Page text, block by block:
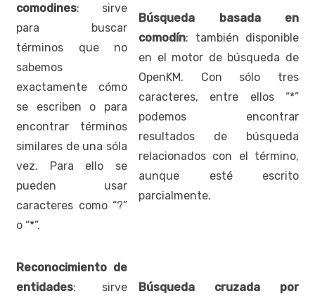
comodines: sirve
para buscar
términos que no
sabemos
exactamente cómo
se escriben o para
encontrar términos
similares de una sóla
vez. Para ello se
pueden usar
caracteres como “?”
o “*”.
Búsqueda basada en
comodín: también disponible
en el motor de búsqueda de
OpenKM. Con sólo tres
caracteres, entre ellos “*”
podemos encontrar
resultados de búsqueda
relacionados con el término,
aunque esté escrito
parcialmente.
Reconocimiento de
entidades: sirve
Búsqueda cruzada por